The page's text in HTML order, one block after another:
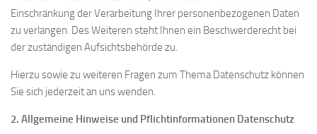
Einschränkung der Verarbeitung Ihrer personenbezogenen Daten
zu verlangen. Des Weiteren steht Ihnen ein Beschwerderecht bei
der zuständigen Aufsichtsbehörde zu.
Hierzu sowie zu weiteren Fragen zum Thema Datenschutz können
Sie sich jederzeit an uns wenden.
2. Allgemeine Hinweise und Pflichtinformationen Datenschutz